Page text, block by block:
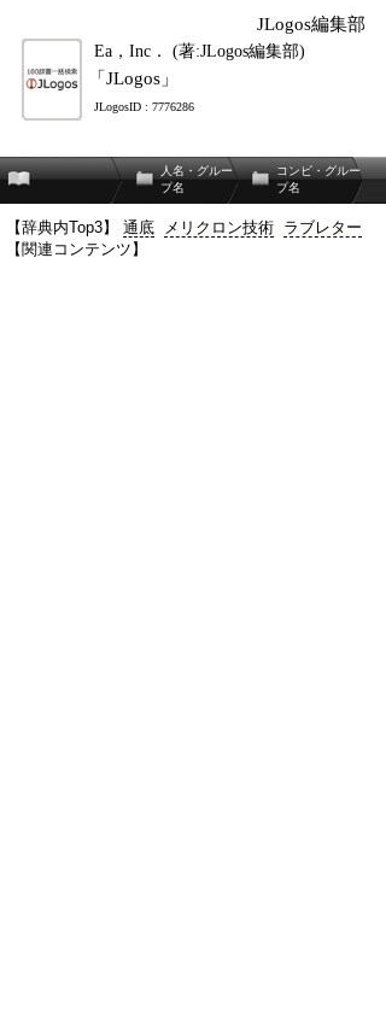
JLogos編集部
Ea，Inc． (著:JLogos編集部)
「JLogos」
JLogosID : 7776286
人名・グルー
プ名
コンビ・グルー
プ名
【辞典内Top3】 通底 メリクロン技術 ラブレター
【関連コンテンツ】